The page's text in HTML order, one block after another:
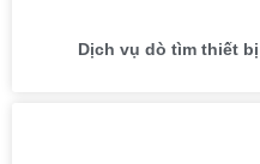
Dịch vụ dò tìm thiết